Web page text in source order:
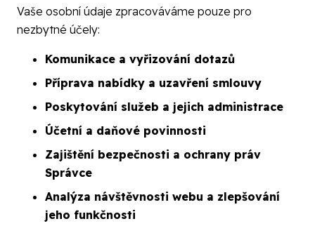
Vaše osobní údaje zpracováváme pouze pro
nezbytné účely:
Komunikace a vyřizování dotazů
Příprava nabídky a uzavření smlouvy
Poskytování služeb a jejich administrace
Účetní a daňové povinnosti
Zajištění bezpečnosti a ochrany práv
Správce
Analýza návštěvnosti webu a zlepšování
jeho funkčnosti